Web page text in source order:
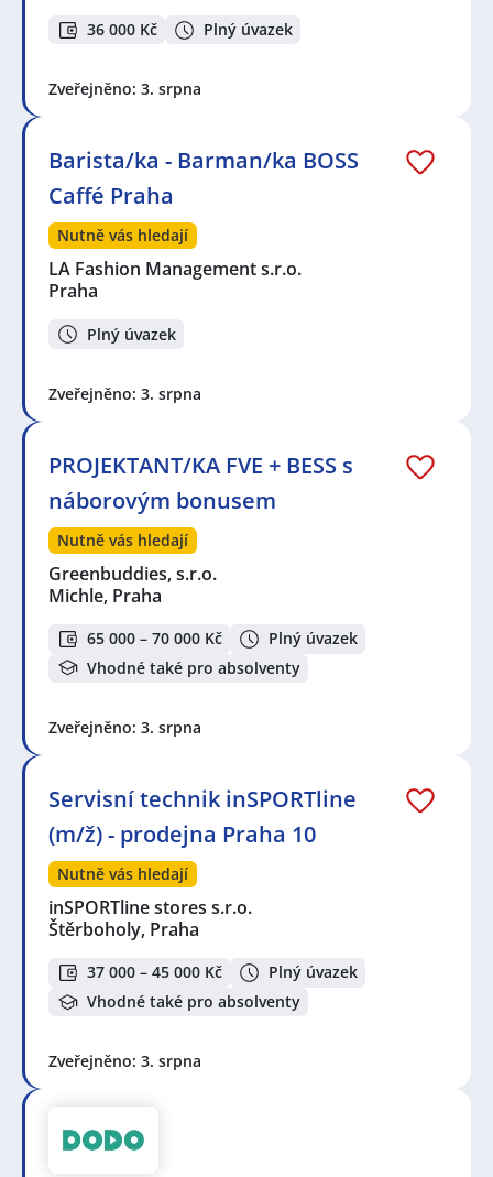
36 000 Kč Plný úvazek
Zveřejněno: 3. srpna
Barista/ka - Barman/ka BOSS
Caffé Praha
Nutně vás hledají
LA Fashion Management s.r.o.
Praha
Plný úvazek
Zveřejněno: 3. srpna
PROJEKTANT/KA FVE + BESS s
náborovým bonusem
Nutně vás hledají
Greenbuddies, s.r.o.
Michle, Praha
65 000 – 70 000 Kč
Plný úvazek
Vhodné také pro absolventy
Zveřejněno: 3. srpna
Servisní technik inSPORTline
(m/ž) - prodejna Praha 10
Nutně vás hledají
inSPORTline stores s.r.o.
Štěrboholy, Praha
37 000 – 45 000 Kč
Plný úvazek
Vhodné také pro absolventy
Zveřejněno: 3. srpna